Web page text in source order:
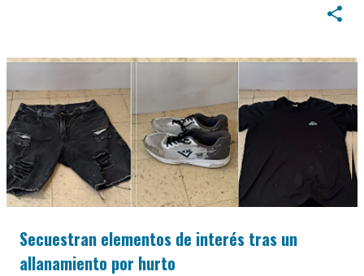
Secuestran elementos de interés tras un
allanamiento por hurto